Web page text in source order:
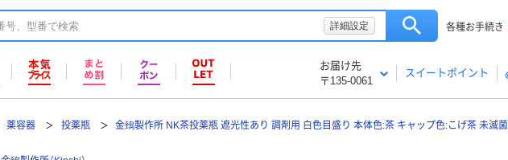
詳細設定 各種お手続き
お届け先
〒135-0061
スイートポイント
薬容器 投薬瓶 金鵄製作所 NK茶投薬瓶 遮光性あり 調剤用 白色目盛り 本体色:茶 キャップ色:こげ茶 未滅菌